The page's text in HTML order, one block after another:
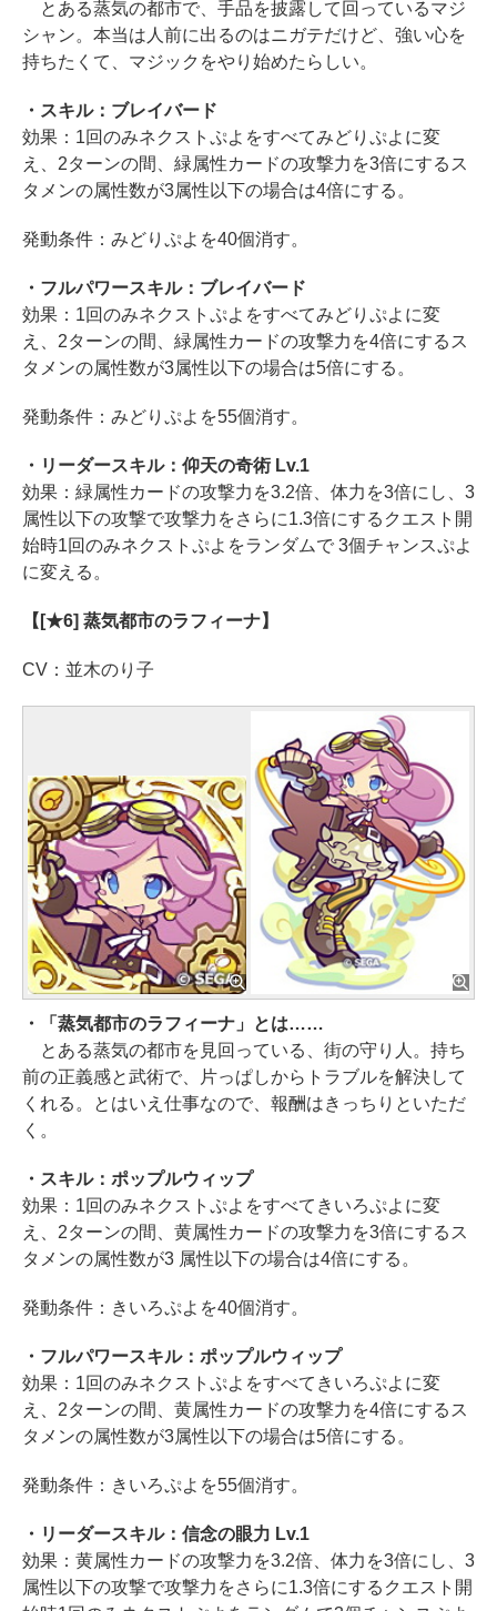
とある蒸気の都市で、手品を披露して回っているマジ
シャン。本当は人前に出るのはニガテだけど、強い心を
持ちたくて、マジックをやり始めたらしい。
・スキル：ブレイバード
効果：1回のみネクストぷよをすべてみどりぷよに変
え、2ターンの間、緑属性カードの攻撃力を3倍にするス
タメンの属性数が3属性以下の場合は4倍にする。
発動条件：みどりぷよを40個消す。
・フルパワースキル：ブレイバード
効果：1回のみネクストぷよをすべてみどりぷよに変
え、2ターンの間、緑属性カードの攻撃力を4倍にするス
タメンの属性数が3属性以下の場合は5倍にする。
発動条件：みどりぷよを55個消す。
・リーダースキル：仰天の奇術 Lv.1
効果：緑属性カードの攻撃力を3.2倍、体力を3倍にし、3
属性以下の攻撃で攻撃力をさらに1.3倍にするクエスト開
始時1回のみネクストぷよをランダムで 3個チャンスぷよ
に変える。
【[★6] 蒸気都市のラフィーナ】
CV：並木のり子
・「蒸気都市のラフィーナ」とは……
とある蒸気の都市を見回っている、街の守り人。持ち
前の正義感と武術で、片っぱしからトラブルを解決して
くれる。とはいえ仕事なので、報酬はきっちりといただ
く。
・スキル：ポップルウィップ
効果：1回のみネクストぷよをすべてきいろぷよに変
え、2ターンの間、黄属性カードの攻撃力を3倍にするス
タメンの属性数が3 属性以下の場合は4倍にする。
発動条件：きいろぷよを40個消す。
・フルパワースキル：ポップルウィップ
効果：1回のみネクストぷよをすべてきいろぷよに変
え、2ターンの間、黄属性カードの攻撃力を4倍にするス
タメンの属性数が3属性以下の場合は5倍にする。
発動条件：きいろぷよを55個消す。
・リーダースキル：信念の眼力 Lv.1
効果：黄属性カードの攻撃力を3.2倍、体力を3倍にし、3
属性以下の攻撃で攻撃力をさらに1.3倍にするクエスト開